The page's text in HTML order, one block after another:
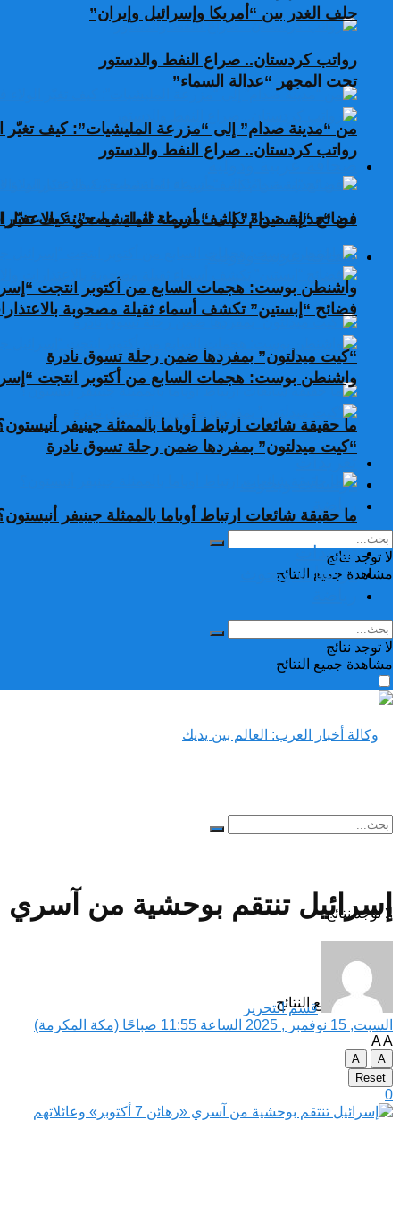
رواتب كردستان.. صراع النفط والدستور
من “مدينة صدام” إلى “مزرعة المليشيات”: كيف تغيّر
صحافة عربية ودولية
فضائح “إبستين” تكشف أسماء ثقيلة مصحوبة
واشنطن بوست: هجمات السابع من أكتوبر انتجت
“كيت ميدلتون” بمفردها ضمن رحلة تسوق نادرة
ما حقيقة شائعات ارتباط أوباما بالممثلة جينيفر
دراسات وبحوث
رياضة
لا توجد نتائج
مشاهدة جميع النتائح
حلف الغدر بين “أمريكا وإسرائيل وإيران”
تحت المجهر “عدالة السماء”
رواتب كردستان.. صراع النفط والدستور
من “مدينة صدام” إلى “مزرعة المليشيات”: كيف تغيّر
صحافة عربية ودولية
فضائح “إبستين” تكشف أسماء ثقيلة مصحوبة
واشنطن بوست: هجمات السابع من أكتوبر انتجت
“كيت ميدلتون” بمفردها ضمن رحلة تسوق نادرة
ما حقيقة شائعات ارتباط أوباما بالممثلة جينيفر
تغريدات
دراسات وبحوث
لا توجد نتائج
مشاهدة جميع النتائح
لا توجد نتائج
مشاهدة جميع النتائح
إسرائيل تنتقم بوحشية من آسري «رهائن 7
قسم التحرير
السبت, 15 نوفمبر , 2025 الساعة 11:55 صباحًا (مكة المكرمة)
AA
A
A
Reset
0